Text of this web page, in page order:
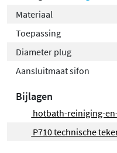
Materiaal
Toepassing
Diameter plug
Aansluitmaat sifon
Bijlagen
hotbath-reiniging-
P710 technische